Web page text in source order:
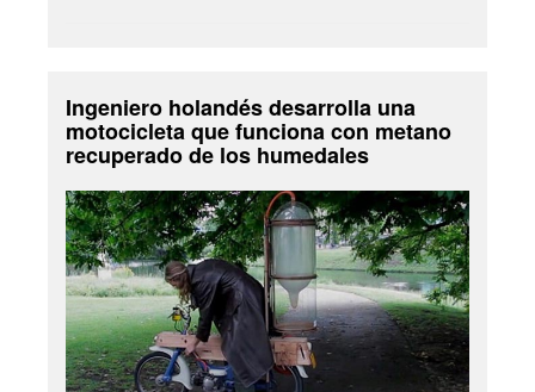
Ingeniero holandés desarrolla una
motocicleta que funciona con metano
recuperado de los humedales